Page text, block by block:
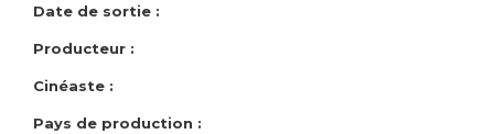
Date de sortie :
Producteur :
Cinéaste :
Pays de production :